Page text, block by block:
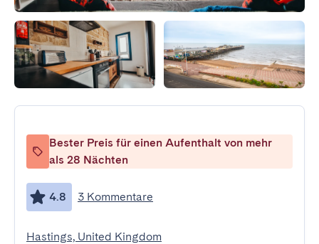
Bester Preis für einen Aufenthalt von mehr
als 28 Nächten
4.8 3 Kommentare
Hastings, United Kingdom